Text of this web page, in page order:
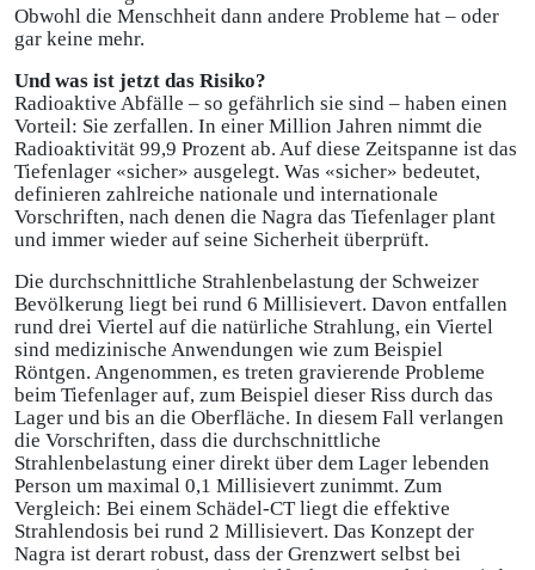
Obwohl die Menschheit dann andere Probleme hat – oder
gar keine mehr.
Und was ist jetzt das Risiko?
Radioaktive Abfälle – so gefährlich sie sind – haben einen
Vorteil: Sie zerfallen. In einer Million Jahren nimmt die
Radioaktivität 99,9 Prozent ab. Auf diese Zeitspanne ist das
Tiefenlager «sicher» ausgelegt. Was «sicher» bedeutet,
definieren zahlreiche nationale und internationale
Vorschriften, nach denen die Nagra das Tiefenlager plant
und immer wieder auf seine Sicherheit überprüft.
Die durchschnittliche Strahlenbelastung der Schweizer
Bevölkerung liegt bei rund 6 Millisievert. Davon entfallen
rund drei Viertel auf die natürliche Strahlung, ein Viertel
sind medizinische Anwendungen wie zum Beispiel
Röntgen. Angenommen, es treten gravierende Probleme
beim Tiefenlager auf, zum Beispiel dieser Riss durch das
Lager und bis an die Oberfläche. In diesem Fall verlangen
die Vorschriften, dass die durchschnittliche
Strahlenbelastung einer direkt über dem Lager lebenden
Person um maximal 0,1 Millisievert zunimmt. Zum
Vergleich: Bei einem Schädel-CT liegt die effektive
Strahlendosis bei rund 2 Millisievert. Das Konzept der
Nagra ist derart robust, dass der Grenzwert selbst bei